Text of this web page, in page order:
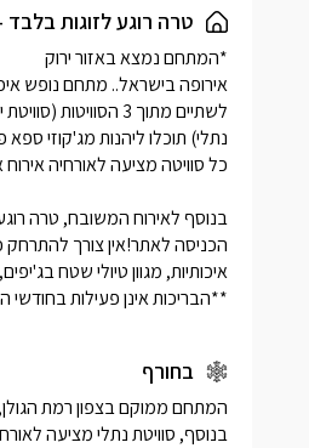
טרה רוגע לזוגות
**הבריכות אינן פעילות בחודשי
בחורף
בנוסף, סוויטת נתלי מציעה